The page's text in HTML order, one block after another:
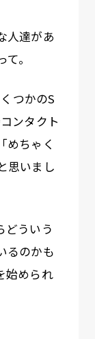
人達があ
。
つかのS
ンタクト
めちゃく
思いまし
どういう
るのかも
始められ